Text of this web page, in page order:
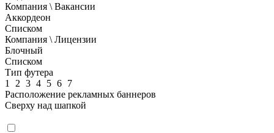
Компания \ Вакансии
Аккордеон
Списком
Компания \ Лицензии
Блочный
Списком
Тип футера
1
2 3 4 5 6 7
Расположение рекламных баннеров
Сверху над шапкой